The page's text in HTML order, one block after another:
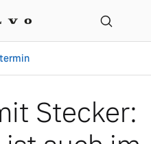
Stecker: